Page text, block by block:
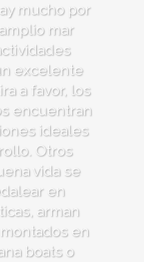
mucho por
mar
excelente
a favor, los
encuentran
ideales
Otros
vida se
en
arman
en
boats o